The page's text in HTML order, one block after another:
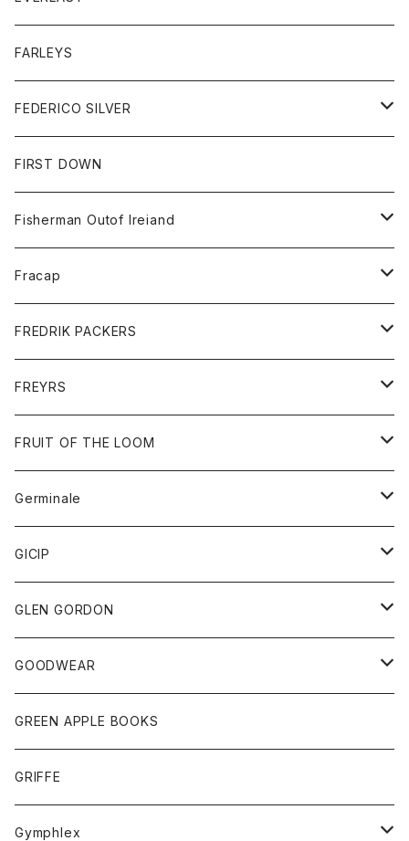
シャツ
セーター
ボトム
ショートパンツ
パンツ
レディース
コート
ジャケット
Tシャツ
ボトム
トップス
ジャケット
スエットシャツ
ボトム
スエットパンツ
グッズ
帽子
FARLEYS
FEDERICO SILVER
アクセサリー
FIRST DOWN
Fisherman Outof Ireiand
ニット
Fracap
グッズ
靴
FREDRIK PACKERS
アクセサリー
バッグ
FREYRS
サングラス
FRUIT OF THE LOOM
アウター
パーカー
グッズ
ネクタイ
チーフ
トップス
シャツ
タンクトップ
ボトム
ショートパンツ
スカート
レディース
スカート
Tシャツ
Germinale
靴
サンダル
GICIP
トップス
Tシャツ
GLEN GORDON
グッズ
手袋
GOODWEAR
トップス
Tシャツ
GREEN APPLE BOOKS
GRIFFE
Gymphlex